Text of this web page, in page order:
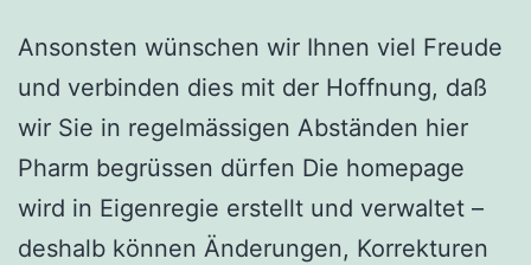
Ansonsten wünschen wir Ihnen viel Freude
und verbinden dies mit der Hoffnung, daß
wir Sie in regelmässigen Abständen hier
Pharm begrüssen dürfen Die homepage
wird in Eigenregie erstellt und verwaltet –
deshalb können Änderungen, Korrekturen